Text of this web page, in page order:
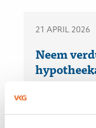
21 APRIL 2026
Neem